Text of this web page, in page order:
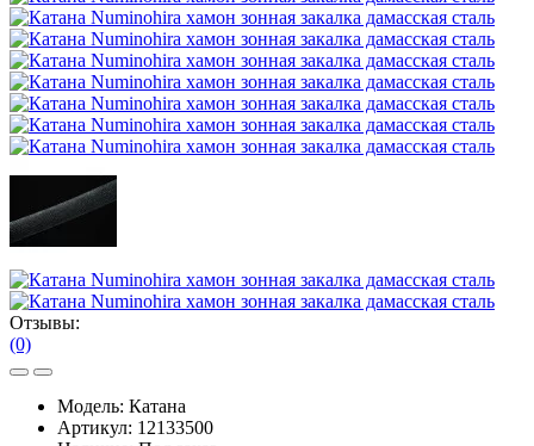
Отзывы:
(0)
Модель: Катана
Артикул: 12133500